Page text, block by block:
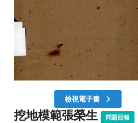
檢視電子書
挖地模範張榮生 問題回報